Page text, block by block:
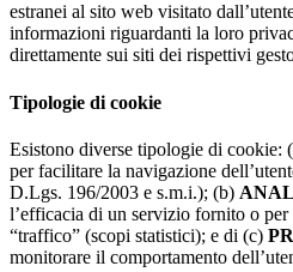
estranei al sito web visitato
informazioni riguardanti la loro
direttamente sui siti dei rispettivi
Tipologie di cookie
Esistono diverse tipologie di
per facilitare la navigazione
D.Lgs. 196/2003 e s.m.i.); (b)
l’efficacia di un servizio fornito o
“traffico” (scopi statistici); e di (c)
monitorare il comportamento